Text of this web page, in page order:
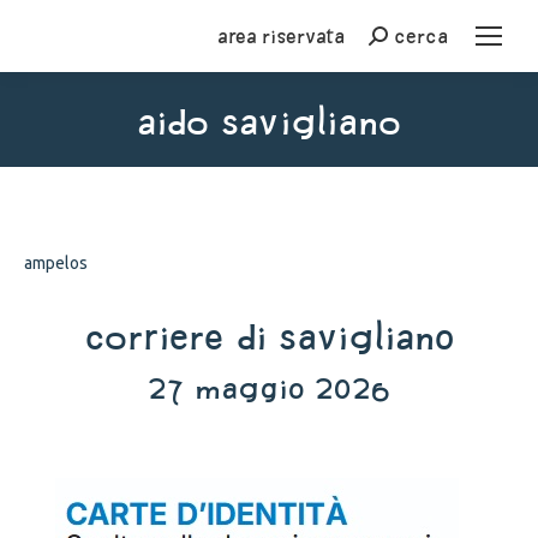
Area riservata Cercacerca
aido savigliano
ampelos
corriere di savigliano
27 maggio 2026